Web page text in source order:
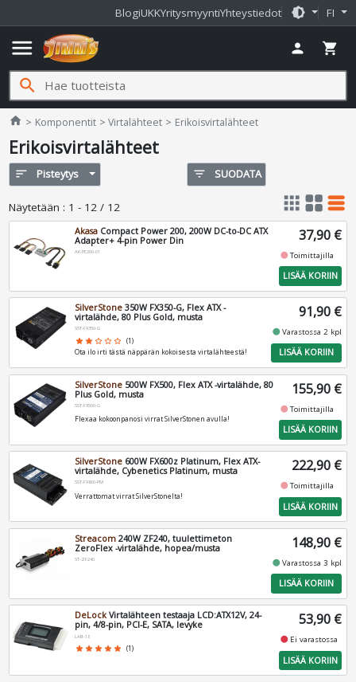
BlogiUKKYritysmyyntiYhteystiedot brightness_medium FI
menu person shopping_cart
search
home Jimms.fi
Komponentit Virtalähteet Erikoisvirtalähteet
Erikoisvirtalähteet
sort Pisteytys filter_list SUODATA
Näytetään : 1 - 12 / 12 apps grid_view table_rows
Akasa Compact Power 200, 200W DC-to-DC ATX
Adapter+ 4-pin Power Din
AK-PE200-01
37,90 €
fiber_manual_recordToimittajilla
LISÄÄ KORIIN
SilverStone 350W FX350-G, Flex ATX -
virtalähde, 80 Plus Gold, musta
SST-FX350-G
star star star_border star_border star_border (1)
Ota ilo irti tästä näppärän kokoisesta virtalähteestä!
91,90 €
fiber_manual_recordVarastossa 2 kpl
LISÄÄ KORIIN
SilverStone 500W FX500, Flex ATX -virtalähde, 80
Plus Gold, musta
SST-FX500-G
Flexaa kokoonpanosi virrat SilverStonen avulla!
155,90 €
fiber_manual_recordToimittajilla
LISÄÄ KORIIN
SilverStone 600W FX600z Platinum, Flex ATX-
virtalähde, Cybenetics Platinum, musta
SST-FX600-PM
Verrattomat virrat SilverStonelta!
222,90 €
fiber_manual_recordToimittajilla
LISÄÄ KORIIN
Streacom 240W ZF240, tuulettimeton
ZeroFlex -virtalähde, hopea/musta
ST-ZF240
148,90 €
fiber_manual_recordVarastossa 3 kpl
LISÄÄ KORIIN
DeLockVirtalähteen testaaja LCD:ATX12V, 24-
pin, 4/8-pin, PCI-E, SATA, levyke
LAB-18
star star star star star (1)
53,90 €
fiber_manual_record Ei varastossa
LISÄÄ KORIIN